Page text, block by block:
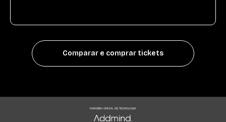
Comparar e comprar tickets
PARCEIRO OFICIAL DE TECNOLOGIA